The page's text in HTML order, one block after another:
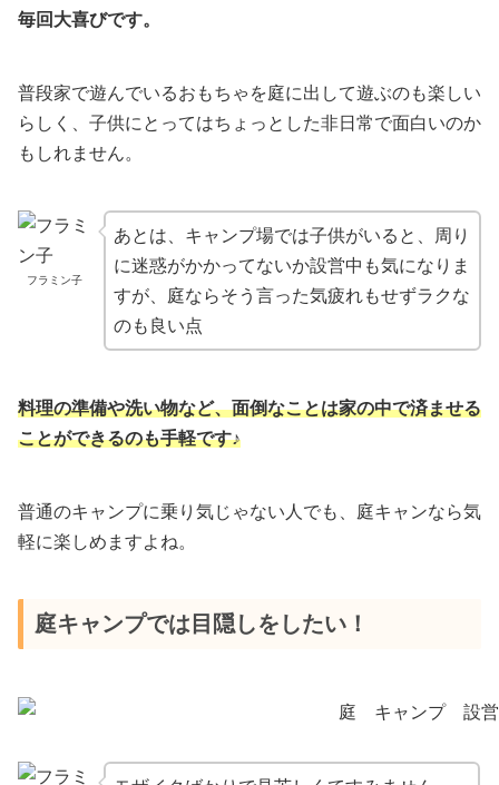
毎回大喜びです。
普段家で遊んでいるおもちゃを庭に出して遊ぶのも楽しい
らしく、子供にとってはちょっとした非日常で面白いのか
もしれません。
フラミン子
あとは、キャンプ場では子供がいると、周り
に迷惑がかかってないか設営中も気になりま
すが、庭ならそう言った気疲れもせずラクな
のも良い点
料理の準備や洗い物など、面倒なことは家の中で済ませる
ことができるのも手軽です♪
普通のキャンプに乗り気じゃない人でも、庭キャンなら気
軽に楽しめますよね。
庭キャンプでは目隠しをしたい！